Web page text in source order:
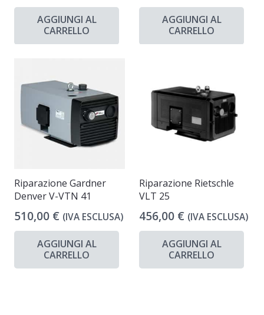
AGGIUNGI AL
CARRELLO
AGGIUNGI AL
CARRELLO
Riparazione Gardner
Denver V-VTN 41
510,00 € (IVA ESCLUSA)
AGGIUNGI AL
CARRELLO
Riparazione Rietschle
VLT 25
456,00 € (IVA ESCLUSA)
AGGIUNGI AL
CARRELLO